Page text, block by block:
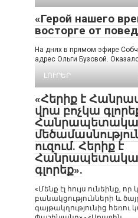
«Герой нашего
восторге от
На днях в прямом эфире
адрес Ольги Бузовой.
ԼՈՒՐԵՐ
«Հերիք է
վրա բոչկա
ուզում. Հերիք է
գլորեք».
«Մենք էլ հույս ունեինք,
բանակցությունների և
գայթակղությունից